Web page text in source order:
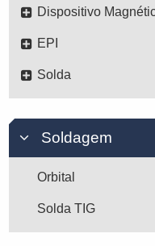
Dispositivo
EPI
Solda
Soldagem
Orbital
Solda TIG